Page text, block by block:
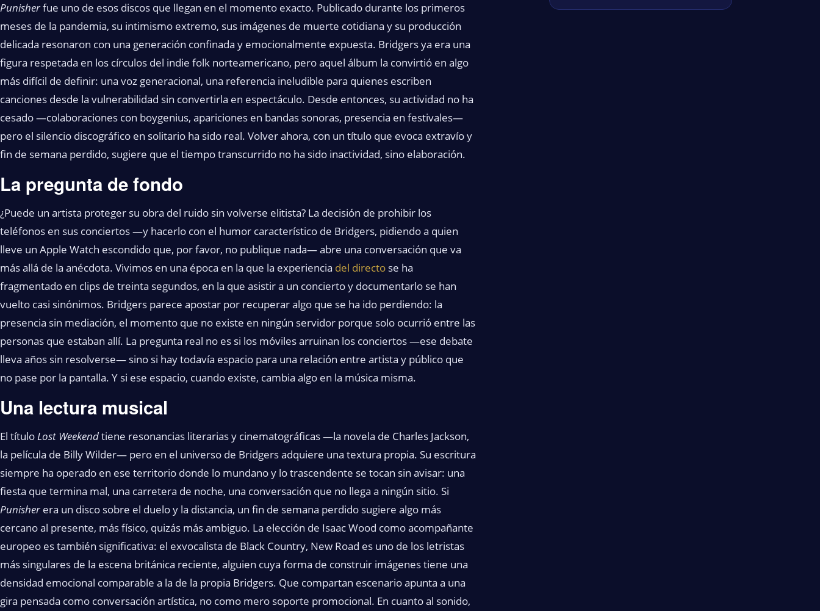
Punisherfue uno de esos discos que llegan en el momento exacto. Publicado durante los primeros
meses de la pandemia, su intimismo extremo, sus imágenes de muerte cotidiana y su producción
delicada resonaron con una generación confinada y emocionalmente expuesta. Bridgers ya era una
figura respetada en los círculos del indie folk norteamericano, pero aquel álbum la convirtió en algo
más difícil de definir: una voz generacional, una referencia ineludible para quienes escriben
canciones desde la vulnerabilidad sin convertirla en espectáculo. Desde entonces, su actividad no ha
cesado —colaboraciones con boygenius, apariciones en bandas sonoras, presencia en festivales—
pero el silencio discográfico en solitario ha sido real. Volver ahora, con un título que evoca extravío y
fin de semana perdido, sugiere que el tiempo transcurrido no ha sido inactividad, sino elaboración.
La pregunta de fondo
¿Puede un artista proteger su obra del ruido sin volverse elitista? La decisión de prohibir los
teléfonos en sus conciertos —y hacerlo con el humor característico de Bridgers, pidiendo a quien
lleve un Apple Watch escondido que, por favor, no publique nada— abre una conversación que va
más allá de la anécdota. Vivimos en una época en la que la experiencia del directo se ha
fragmentado en clips de treinta segundos, en la que asistir a un concierto y documentarlo se han
vuelto casi sinónimos. Bridgers parece apostar por recuperar algo que se ha ido perdiendo: la
presencia sin mediación, el momento que no existe en ningún servidor porque solo ocurrió entre las
personas que estaban allí. La pregunta real no es si los móviles arruinan los conciertos —ese debate
lleva años sin resolverse— sino si hay todavía espacio para una relación entre artista y público que
no pase por la pantalla. Y si ese espacio, cuando existe, cambia algo en la música misma.
Una lectura musical
El títuloLost Weekendtiene resonancias literarias y cinematográficas —la novela de Charles Jackson,
la película de Billy Wilder— pero en el universo de Bridgers adquiere una textura propia. Su escritura
siempre ha operado en ese territorio donde lo mundano y lo trascendente se tocan sin avisar: una
fiesta que termina mal, una carretera de noche, una conversación que no llega a ningún sitio. Si
Punisherera un disco sobre el duelo y la distancia, un fin de semana perdido sugiere algo más
cercano al presente, más físico, quizás más ambiguo. La elección de Isaac Wood como acompañante
europeo es también significativa: el exvocalista de Black Country, New Road es uno de los letristas
más singulares de la escena británica reciente, alguien cuya forma de construir imágenes tiene una
densidad emocional comparable a la de la propia Bridgers. Que compartan escenario apunta a una
gira pensada como conversación artística, no como mero soporte promocional. En cuanto al sonido,